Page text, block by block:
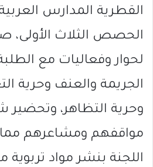
القطرية المدارس
الحصص الثلاث الأولى،
لحوار وفعاليات مع
الجريمة والعنف وحرية
وحرية التظاهر، وتحضير
مواقفهم ومشاعرهم
اللجنة بنشر مواد